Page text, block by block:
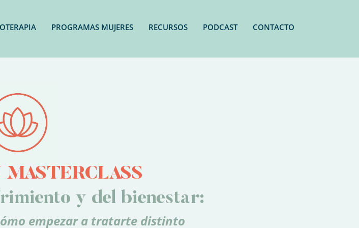
PROGRAMAS MUJERES RECURSOS PODCAST CONTACTO
MASTERCLASS
y del bienestar:
empezar a tratarte distinto